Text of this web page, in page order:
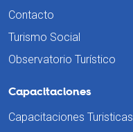
Contacto
Turismo Social
Observatorio Turístico
Capacitaciones
Capacitaciones Turisticas